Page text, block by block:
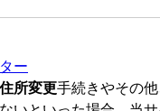
ー
住所変更手続きやその他